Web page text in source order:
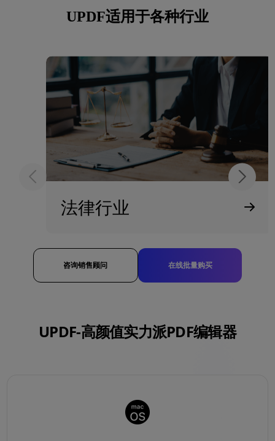
UPDF适用于各种行业
法律行业
UPDF 是任何寻求无纸化、提高生产力或加强
协作的律师事务所的终极解决方案。
查看行业详情
咨询销售顾问 在线批量购买
UPDF-高颜值实力派PDF编辑器